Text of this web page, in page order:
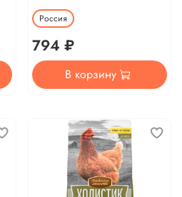
Россия
794 ₽
В корзину